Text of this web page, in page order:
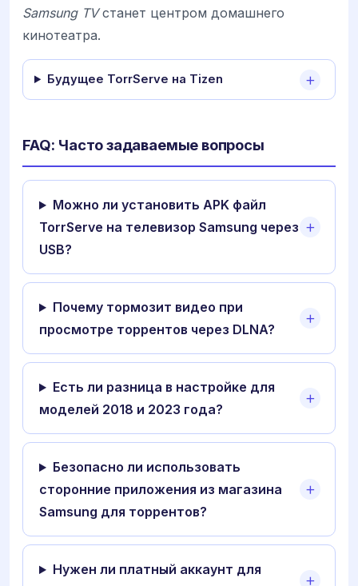
Samsung TVстанет центром домашнего
кинотеатра.
Будущее TorrServe на Tizen
FAQ: Часто задаваемые вопросы
Можно ли установить APK файл
TorrServe на телевизор Samsung через
USB?
Почему тормозит видео при
просмотре торрентов через DLNA?
Есть ли разница в настройке для
моделей 2018 и 2023 года?
Безопасно ли использовать
сторонние приложения из магазина
Samsung для торрентов?
Нужен ли платный аккаунт для